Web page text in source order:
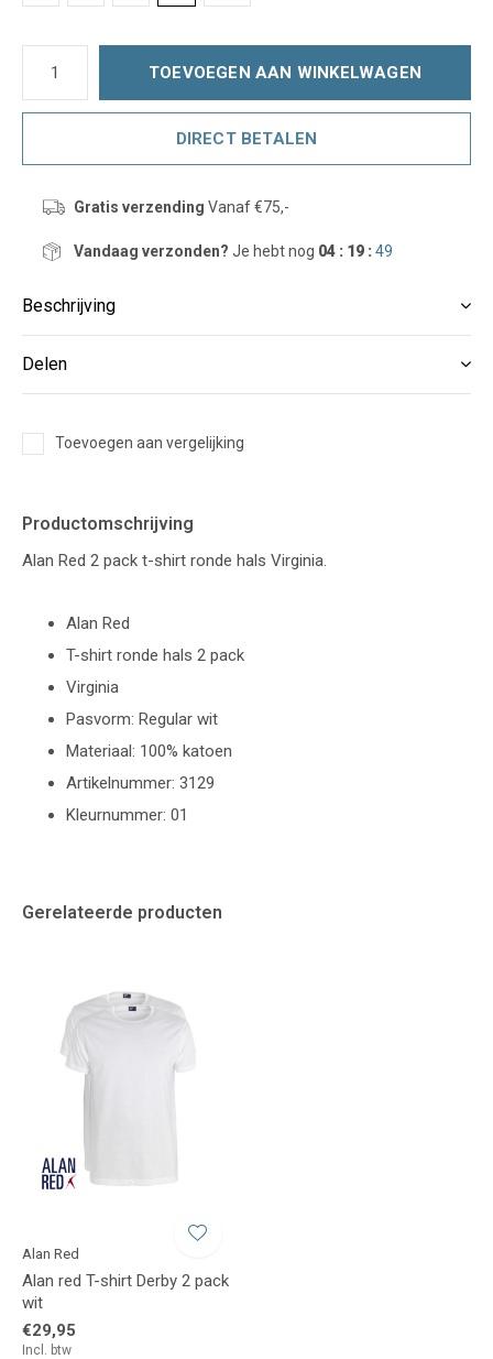
TOEVOEGEN AAN WINKELWAGEN
DIRECT BETALEN
Gratis verzending Vanaf €75,-
Vandaag verzonden? Je hebt nog 04 : 19 :49
Beschrijving
Delen
Toevoegen aan vergelijking
Productomschrijving
Alan Red 2 pack t-shirt ronde hals Virginia.
Alan Red
T-shirt ronde hals 2 pack
Virginia
Pasvorm: Regular wit
Materiaal: 100% katoen
Artikelnummer: 3129
Kleurnummer: 01
Gerelateerde producten
Alan Red
Alan red T-shirt Derby 2 pack
wit
€29,95
Incl. btw